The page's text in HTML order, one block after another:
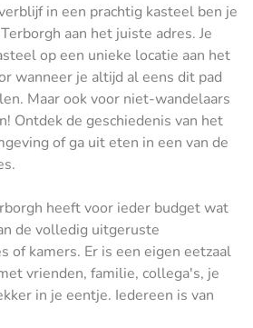
in een prachtig kasteel ben je
aan het juiste adres. Je
op een unieke locatie aan het
wanneer je altijd al eens dit pad
Maar ook voor niet-wandelaars
Ontdek de geschiedenis van het
of ga uit eten in een van de
heeft voor ieder budget wat
de volledig uitgeruste
of kamers. Er is een eigen eetzaal
vrienden, familie, collega's, je
in je eentje. Iedereen is van